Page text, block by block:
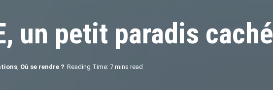
un petit paradis caché
, Où se rendre ? Reading Time: 7 mins read